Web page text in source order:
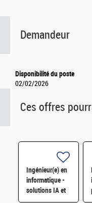
Demandeur
Disponibilité du poste
02/02/2026
Ces offres
Ingénieur(e) en
informatique -
solutions IA et
informatique